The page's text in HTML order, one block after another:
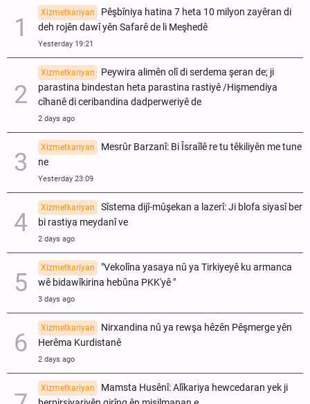
Xizmetkariyan
Pêşbîniya hatina 7 heta 10 milyon zayêran di
deh rojên dawî yên Safarê de li Meşhedê
Yesterday 19:21
Xizmetkariyan
Peywira alimên olî di serdema şeran de; ji
parastina bindestan heta parastina rastiyê /Hişmendiya
cîhanê di ceribandina dadperweriyê de
2 days ago
Xizmetkariyan
Mesrûr Barzanî: Bi Îsraîlê re tu têkiliyên me tune
ne
Yesterday 23:09
Xizmetkariyan
Sîstema dijî-mûşekan a lazerî: Ji blofa siyasî ber
bi rastiya meydanî ve
2 days ago
Xizmetkariyan
"Vekolîna yasaya nû ya Tirkiyeyê ku armanca
wê bidawîkirina hebûna PKK'yê "
3 days ago
Xizmetkariyan
Nirxandina nû ya rewşa hêzên Pêşmerge yên
Herêma Kurdistanê
2 days ago
Xizmetkariyan
Mamsta Husênî: Alîkariya hewcedaran yek ji